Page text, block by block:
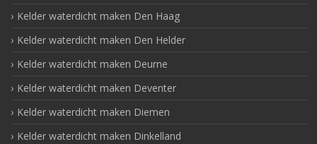
Kelder waterdicht maken Den Haag
Kelder waterdicht maken Den Helder
Kelder waterdicht maken Deurne
Kelder waterdicht maken Deventer
Kelder waterdicht maken Diemen
Kelder waterdicht maken Dinkelland